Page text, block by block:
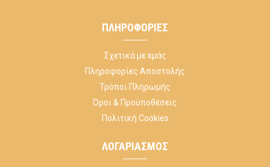
ΠΛΗΡΟΦΟΡΊΕΣ
Σχετικά με εμάς
Πληροφορίες Αποστολής
Τρόποι Πληρωμής
Όροι & Προϋποθέσεις
Πολιτική Cookies
ΛΟΓΑΡΙΑΣΜΌΣ